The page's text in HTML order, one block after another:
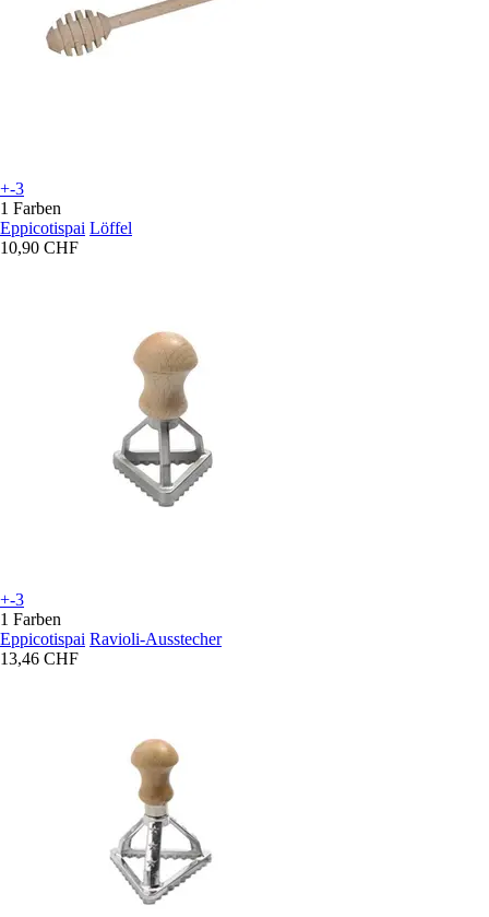
+-3
1 Farben
Eppicotispai Löffel
10,90 CHF
+-3
1 Farben
Eppicotispai Ravioli-Ausstecher
13,46 CHF